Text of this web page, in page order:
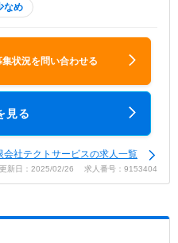
なめ
状況を問い合わせる
見る
会社テクトサービスの求人一覧
更新日：2025/02/26 求人番号：9153404